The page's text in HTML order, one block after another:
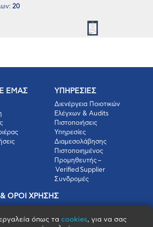
20
ΕΜΑΣ ΥΠΗΡΕΣΙΕΣ
Διενέργεια Ποιοτικών
Ελέγχων & Audits
Πιστοποιήσεις
Υπηρεσίες
Διαμεσολάβησης
Πιστοποιημένος
Προμηθευτής –
Verified Supplier
Συνδρομές
ΟΡΟΙ ΧΡΗΣΗΣ
όπως τα cookies, για να σας